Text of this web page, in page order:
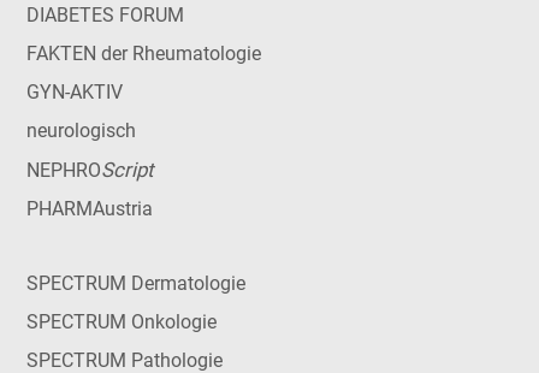
DIABETES FORUM
FAKTEN der Rheumatologie
GYN-AKTIV
neurologisch
NEPHROScript
PHARMAustria
SPECTRUM Dermatologie
SPECTRUM Onkologie
SPECTRUM Pathologie